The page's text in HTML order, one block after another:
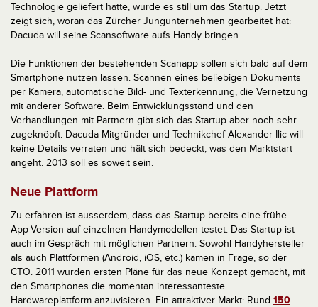
Technologie geliefert hatte, wurde es still um das Startup. Jetzt
zeigt sich, woran das Zürcher Jungunternehmen gearbeitet hat:
Dacuda will seine Scansoftware aufs Handy bringen.
Die Funktionen der bestehenden Scanapp sollen sich bald auf dem
Smartphone nutzen lassen: Scannen eines beliebigen Dokuments
per Kamera, automatische Bild- und Texterkennung, die Vernetzung
mit anderer Software. Beim Entwicklungsstand und den
Verhandlungen mit Partnern gibt sich das Startup aber noch sehr
zugeknöpft. Dacuda-Mitgründer und Technikchef Alexander Ilic will
keine Details verraten und hält sich bedeckt, was den Marktstart
angeht. 2013 soll es soweit sein.
Neue Plattform
Zu erfahren ist ausserdem, dass das Startup bereits eine frühe
App-Version auf einzelnen Handymodellen testet. Das Startup ist
auch im Gespräch mit möglichen Partnern. Sowohl Handyhersteller
als auch Plattformen (Android, iOS, etc.) kämen in Frage, so der
CTO. 2011 wurden ersten Pläne für das neue Konzept gemacht, mit
den Smartphones die momentan interessanteste
Hardwareplattform anzuvisieren. Ein attraktiver Markt: Rund 150